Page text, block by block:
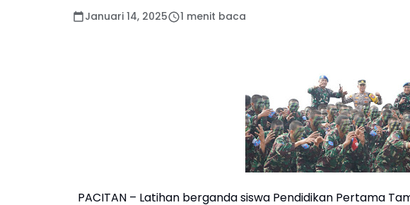
Januari 14, 2025 1 menit baca
PACITAN – Latihan berganda siswa Pendidikan Pertama